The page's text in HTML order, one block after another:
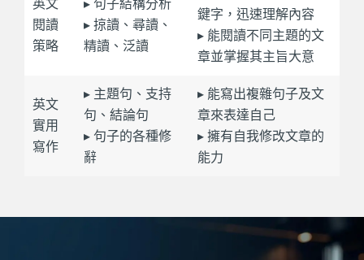
英文
閱讀
策略
▸ 句子結構分析
▸ 掠讀、尋讀、
精讀、泛讀
鍵字，迅速理解內容
▸ 能閱讀不同主題的文
章並掌握其主旨大意
英文
實用
寫作
▸ 主題句、支持
句、結論句
▸ 句子的各種修
辭
▸ 能寫出複雜句子及文
章來表達自己
▸ 擁有自我修改文章的
能力